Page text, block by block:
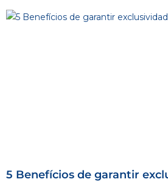
5 Benefícios de garantir